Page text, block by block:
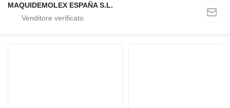
MAQUIDEMOLEX ESPAÑA S.L.